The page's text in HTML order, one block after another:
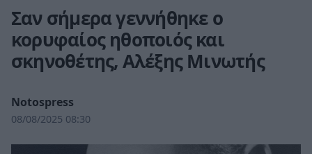
Σαν σήμερα γεννήθηκε ο
κορυφαίος ηθοποιός και
σκηνοθέτης, Αλέξης Μινωτής
Notospress
08/08/2025 08:30